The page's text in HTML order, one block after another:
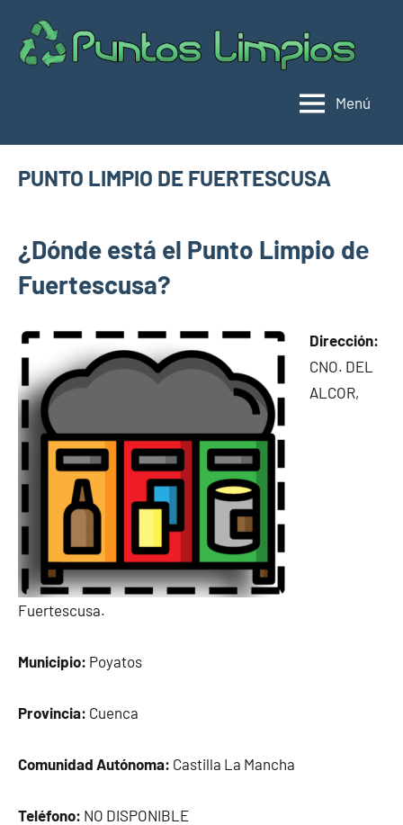
contenido
Menú
PUNTO LIMPIO DE FUERTESCUSA
limpios en
municipios
de Cuenca
2025
¿Dónde está el Punto Limpio dе
Fuertescusa?
Dirección:
CNO. DEL
ALCOR,
Fuertescusa.
Municipio: Poyatos
Provincia: Cuenca
Comunidad Autónoma: Castilla La Mancha
Teléfono: NO DISPONIBLE